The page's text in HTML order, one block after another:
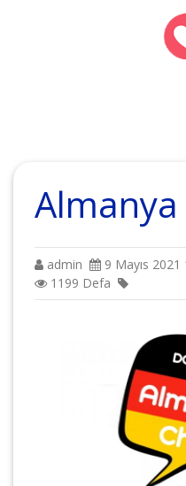
admin 9 Mayıs 2021
1199 Defa